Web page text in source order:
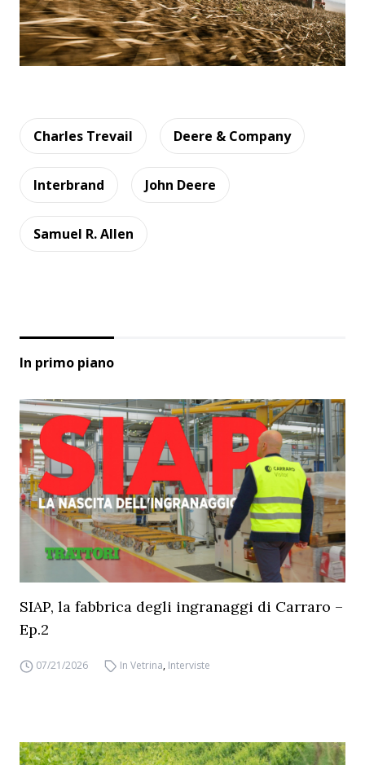
Charles Trevail Deere & Company
Interbrand John Deere
Samuel R. Allen
In primo piano
SIAP, la fabbrica degli ingranaggi di Carraro –
Ep.2
07/21/2026 In Vetrina, Interviste